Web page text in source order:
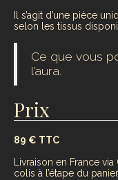
Il s’agit d’une pièce
selon les tissus
Ce que vous
l’aura.
Prix
89 € TTC
Livraison en France
colis à l’étape du